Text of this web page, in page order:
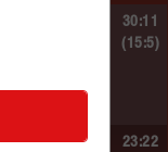
30:11
(15:5)
23:22